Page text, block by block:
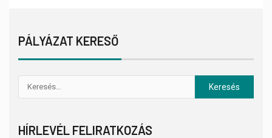
PÁLYÁZAT KERESŐ
HÍRLEVÉL FELIRATKOZÁS